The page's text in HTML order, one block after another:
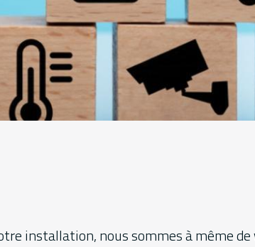
installation, nous sommes à même